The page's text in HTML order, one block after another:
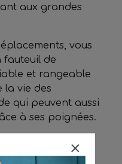
aux grandes
vous
fauteuil de
et rangeable
la vie des
qui peuvent aussi
à ses poignées.
le poids du
Notez qu’il